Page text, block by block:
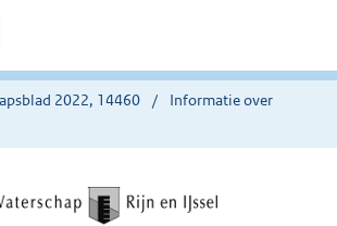
2022, 14460
Informatie over